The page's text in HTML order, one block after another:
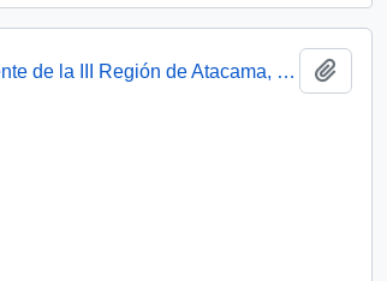
[Oficio del Jefe de Gabinete Presidencial dirigido al Intendente de la III Región de Atacama, Sr. Raúl Barrionuevo]